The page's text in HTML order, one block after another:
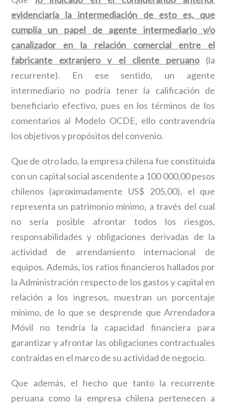
evidenciaría la intermediación de esto es, que
cumplía un papel de agente intermediario y/o
canalizador en la relación comercial entre el
fabricante extranjero y el cliente peruano(la
recurrente). En ese sentido, un agente
intermediario no podría tener la calificación de
beneficiario efectivo, pues en los términos de los
comentarios al Modelo OCDE, ello contravendría
los objetivos y propósitos del convenio.
Que de otro lado, la empresa chilena fue constituida
con un capital social ascendente a 100 000,00 pesos
chilenos (aproximadamente US$ 205,00), el que
representa un patrimonio mínimo, a través del cual
no sería posible afrontar todos los riesgos,
responsabilidades y obligaciones derivadas de la
actividad de arrendamiento internacional de
equipos. Además, los ratios financieros hallados por
la Administración respecto de los gastos y capital en
relación a los ingresos, muestran un porcentaje
mínimo, de lo que se desprende que Arrendadora
Móvil no tendría la capacidad financiera para
garantizar y afrontar las obligaciones contractuales
contraídas en el marco de su actividad de negocio.
Que además, el hecho que tanto la recurrente
peruana como la empresa chilena pertenecen a